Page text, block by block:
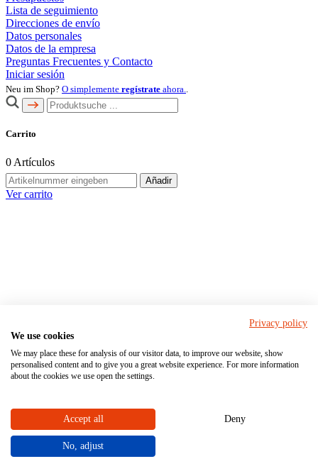
Lista de seguimiento
Direcciones de envío
Datos personales
Datos de la empresa
Preguntas Frecuentes y Contacto
Iniciar sesión
Neu im Shop? O simplemente regístrate ahora..
Carrito
0 Artículos
Añadir
Ver carrito
Pushing boundaries. Redefining
standards.
industriales y aparatos de medición y regulación para aplicaciones
industriales. Para ello utilizamos plásticos de alta calidad y nuestra
experiencia de más de 70 años. ¡Redefinimos lo que es posible!
Como productor y distribuidor internacional nuestros productos se
pueden configurar individualmente y la mayoría de ellos se pueden
Privacy policy
We use cookies
We may place these for analysis of our visitor data, to improve our website, show
personalised content and to give you a great website experience. For more information
about the cookies we use open the settings.
Accept all Deny
No, adjust